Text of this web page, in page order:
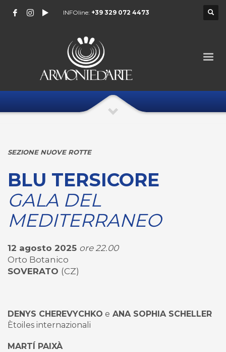
INFOline: +39 329 072 4473
SEZIONE NUOVE ROTTE
BLU TERSICORE
GALA DEL
MEDITERRANEO
12 agosto 2025 ore 22.00
Orto Botanico
SOVERATO (CZ)
DENYS CHEREVYCHKO e ANA SOPHIA SCHELLER
Ètoiles internazionali
MARTÍ PAIXÀ